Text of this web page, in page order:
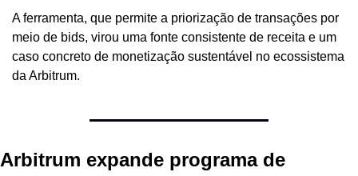
A ferramenta, que permite a priorização de transações por
meio de bids, virou uma fonte consistente de receita e um
caso concreto de monetização sustentável no ecossistema
da Arbitrum.
Arbitrum expande programa de